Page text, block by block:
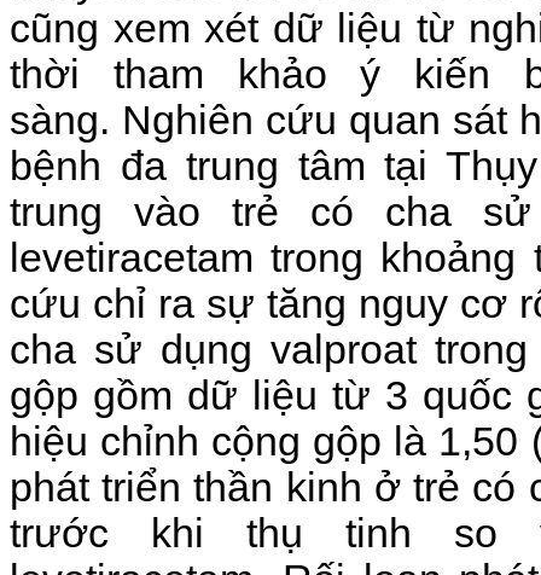
cũng xem xét dữ liệu từ
thời tham khảo ý kiến
sàng. Nghiên cứu quan sát
bệnh đa trung tâm tại
trung vào trẻ có cha sử
levetiracetam trong
cứu chỉ ra sự tăng nguy cơ
cha sử dụng valproat
gộp gồm dữ liệu từ 3 quốc
hiệu chỉnh cộng gộp là
phát triển thần kinh ở trẻ có
trước khi thụ tinh so